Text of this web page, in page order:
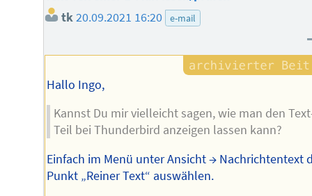
tk20.09.2021 16:20 e-mail
Hallo Ingo,
Kannst Du mir vielleicht sagen, wie man den
Teil bei Thunderbird anzeigen lassen kann?
Einfach im Menü unter Ansicht → Nachrichtentext
Punkt „Reiner Text“ auswählen.